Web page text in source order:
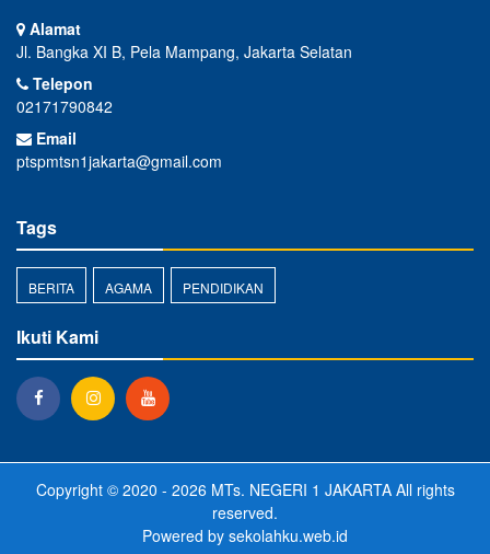
Alamat
Jl. Bangka XI B, Pela Mampang, Jakarta Selatan
Telepon
02171790842
Email
ptspmtsn1jakarta@gmail.com
Tags
BERITA AGAMA PENDIDIKAN
Ikuti Kami
Copyright © 2020 - 2026 MTs. NEGERI 1 JAKARTAAll rights
reserved.
Powered by sekolahku.web.id